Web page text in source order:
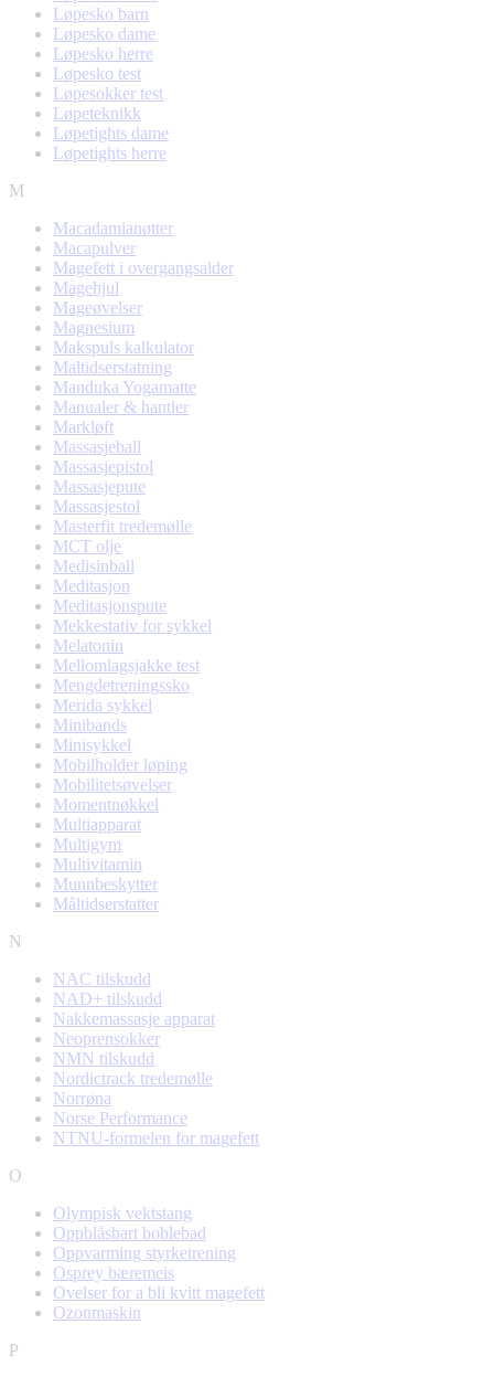
Løpesko barn
Løpesko dame
Løpesko herre
Løpesko test
Løpesokker test
Løpeteknikk
Løpetights dame
Løpetights herre
M
Macadamianøtter
Macapulver
Magefett i overgangsalder
Magehjul
Mageøvelser
Magnesium
Makspuls kalkulator
Maltidserstatning
Manduka Yogamatte
Manualer & hantler
Markløft
Massasjeball
Massasjepistol
Massasjepute
Massasjestol
Masterfit tredemølle
MCT olje
Medisinball
Meditasjon
Meditasjonspute
Mekkestativ for sykkel
Melatonin
Mellomlagsjakke test
Mengdetreningssko
Merida sykkel
Minibands
Minisykkel
Mobilholder løping
Mobilitetsøvelser
Momentnøkkel
Multiapparat
Multigym
Multivitamin
Munnbeskytter
Måltidserstatter
N
NAC tilskudd
NAD+ tilskudd
Nakkemassasje apparat
Neoprensokker
NMN tilskudd
Nordictrack tredemølle
Norrøna
Norse Performance
NTNU-formelen for magefett
O
Olympisk vektstang
Oppblåsbart boblebad
Oppvarming styrketrening
Osprey bæremeis
Ovelser for a bli kvitt magefett
Ozonmaskin
P